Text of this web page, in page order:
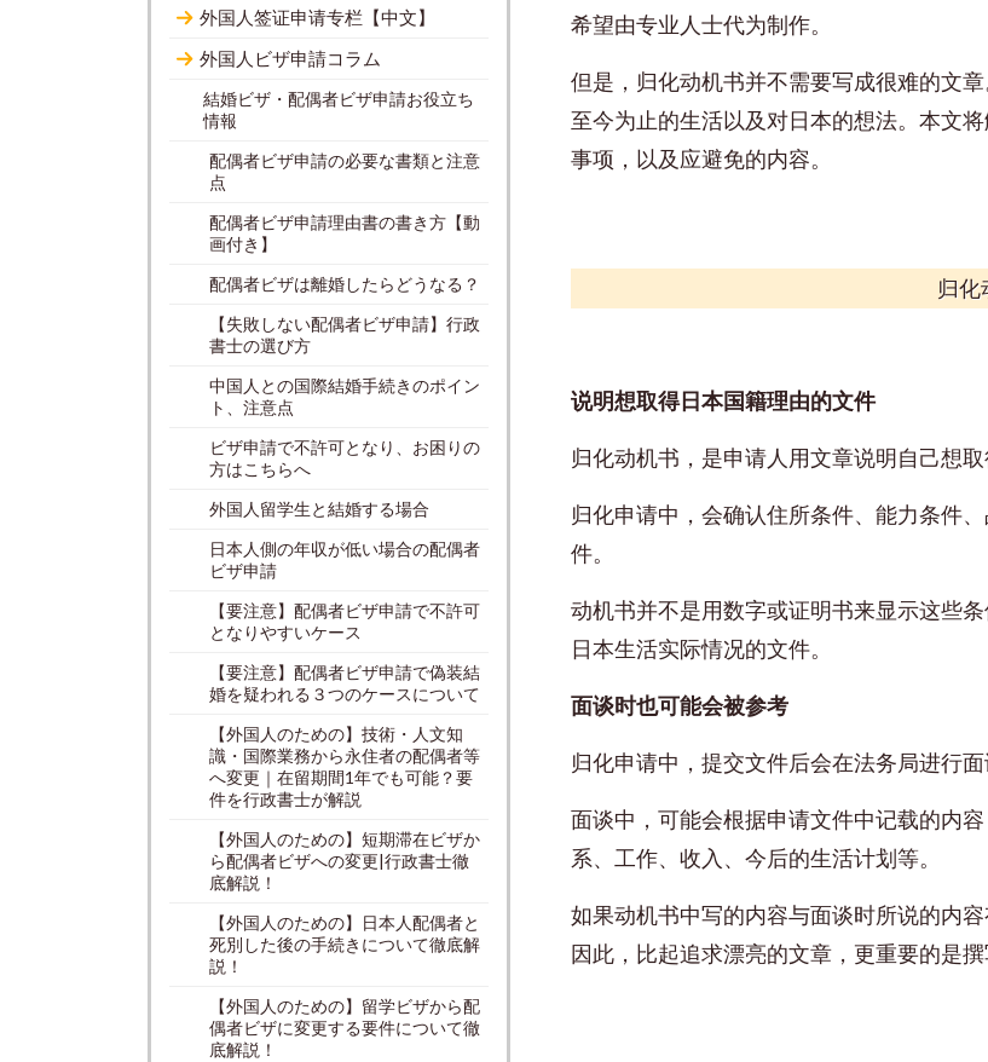
希望由专业人士代为制作。
但是，归化动机书并不需要写成很难的文
至今为止的生活以及对日本的想法。本文
事项，以及应避免的内容。
归化
说明想取得日本国籍理由的文件
归化动机书，是申请人用文章说明自己想取
归化申请中，会确认住所条件、能力条件
件。
动机书并不是用数字或证明书来显示这些
日本生活实际情况的文件。
面谈时也可能会被参考
归化申请中，提交文件后会在法务局进行面
面谈中，可能会根据申请文件中记载的内
系、工作、收入、今后的生活计划等。
如果动机书中写的内容与面谈时所说的内
因此，比起追求漂亮的文章，更重要的是
外国人签证申请专栏【中文】
外国人ビザ申請コラム
結婚ビザ・配偶者ビザ申請お役立ち
情報
配偶者ビザ申請の必要な書類と注意
点
配偶者ビザ申請理由書の書き方【動
画付き】
配偶者ビザは離婚したらどうなる？
【失敗しない配偶者ビザ申請】行政
書士の選び方
中国人との国際結婚手続きのポイン
ト、注意点
ビザ申請で不許可となり、お困りの
方はこちらへ
外国人留学生と結婚する場合
日本人側の年収が低い場合の配偶者
ビザ申請
【要注意】配偶者ビザ申請で不許可
となりやすいケース
【要注意】配偶者ビザ申請で偽装結
婚を疑われる３つのケースについて
【外国人のための】技術・人文知
識・国際業務から永住者の配偶者等
へ変更｜在留期間1年でも可能？要
件を行政書士が解説
【外国人のための】短期滞在ビザか
ら配偶者ビザへの変更|行政書士徹
底解説！
【外国人のための】日本人配偶者と
死別した後の手続きについて徹底解
説！
【外国人のための】留学ビザから配
偶者ビザに変更する要件について徹
底解説！